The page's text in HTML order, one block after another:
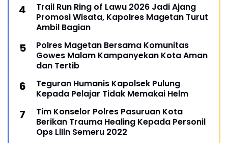
Trail Run Ring of Lawu 2026 Jadi Ajang
Promosi Wisata, Kapolres Magetan Turut
Ambil Bagian
Polres Magetan Bersama Komunitas
Gowes Malam Kampanyekan Kota Aman
dan Tertib
Teguran Humanis Kapolsek Pulung
Kepada Pelajar Tidak Memakai Helm
Tim Konselor Polres Pasuruan Kota
Berikan Trauma Healing Kepada Personil
Ops Lilin Semeru 2022